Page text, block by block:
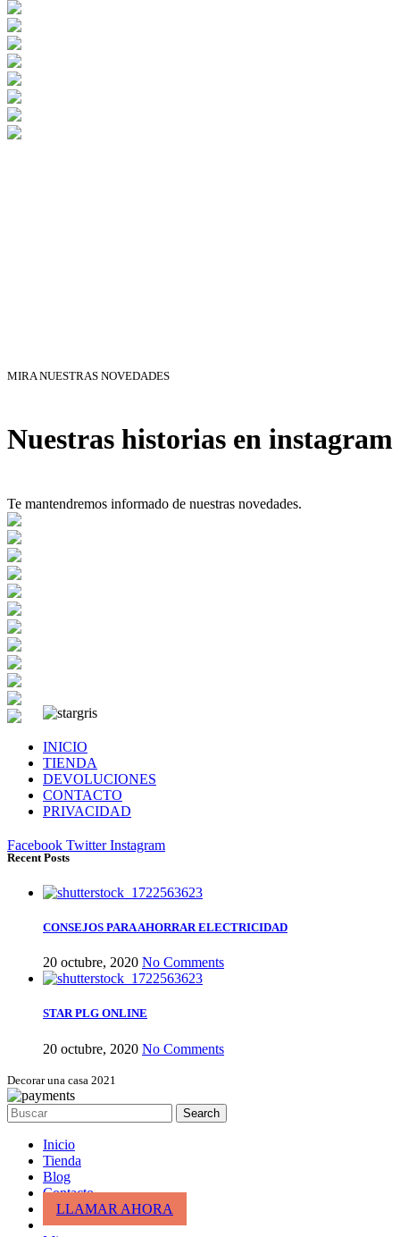
MIRA NUESTRAS NOVEDADES
Nuestras historias en instagram
Te mantendremos informado de nuestras novedades.
INICIO
TIENDA
DEVOLUCIONES
CONTACTO
PRIVACIDAD
Facebook Twitter Instagram
Recent Posts
CONSEJOS PARA AHORRAR ELECTRICIDAD
20 octubre, 2020 No Comments
STAR PLG ONLINE
20 octubre, 2020 No Comments
Decorar una casa 2021
Search
Inicio
Tienda
Blog
Contacto
LLAMAR AHORA